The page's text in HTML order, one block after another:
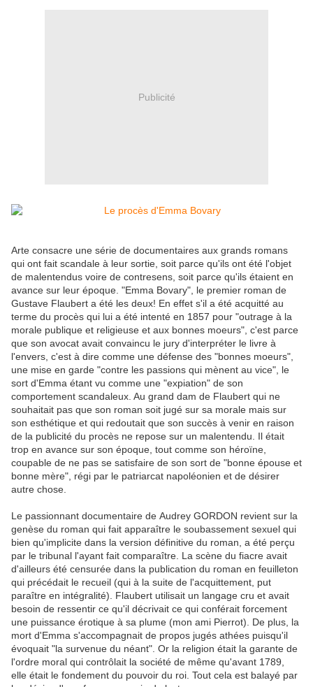
Publicité
Arte consacre une série de documentaires aux grands romans
qui ont fait scandale à leur sortie, soit parce qu'ils ont été l'objet
de malentendus voire de contresens, soit parce qu'ils étaient en
avance sur leur époque. "Emma Bovary", le premier roman de
Gustave Flaubert a été les deux! En effet s'il a été acquitté au
terme du procès qui lui a été intenté en 1857 pour "outrage à la
morale publique et religieuse et aux bonnes moeurs", c'est parce
que son avocat avait convaincu le jury d'interpréter le livre à
l'envers, c'est à dire comme une défense des "bonnes moeurs",
une mise en garde "contre les passions qui mènent au vice", le
sort d'Emma étant vu comme une "expiation" de son
comportement scandaleux. Au grand dam de Flaubert qui ne
souhaitait pas que son roman soit jugé sur sa morale mais sur
son esthétique et qui redoutait que son succès à venir en raison
de la publicité du procès ne repose sur un malentendu. Il était
trop en avance sur son époque, tout comme son héroïne,
coupable de ne pas se satisfaire de son sort de "bonne épouse et
bonne mère", régi par le patriarcat napoléonien et de désirer
autre chose.
Le passionnant documentaire de Audrey GORDON revient sur la
genèse du roman qui fait apparaître le soubassement sexuel qui
bien qu'implicite dans la version définitive du roman, a été perçu
par le tribunal l'ayant fait comparaître. La scène du fiacre avait
d'ailleurs été censurée dans la publication du roman en feuilleton
qui précédait le recueil (qui à la suite de l'acquittement, put
paraître en intégralité). Flaubert utilisait un langage cru et avait
besoin de ressentir ce qu'il décrivait ce qui conférait forcement
une puissance érotique à sa plume (mon ami Pierrot). De plus, la
mort d'Emma s'accompagnait de propos jugés athées puisqu'il
évoquait "la survenue du néant". Or la religion était la garante de
l'ordre moral qui contrôlait la société de même qu'avant 1789,
elle était le fondement du pouvoir du roi. Tout cela est balayé par